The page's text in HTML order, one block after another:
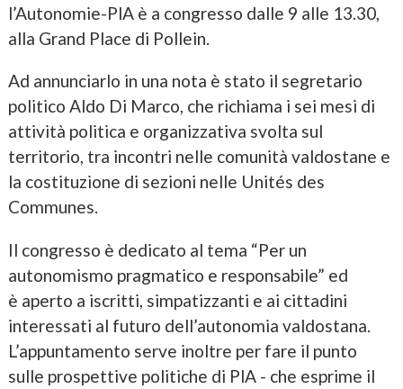
l’Autonomie-PlA è a congresso dalle 9 alle 13.30,
alla Grand Place di Pollein.
Ad annunciarlo in una nota è stato il segretario
politico Aldo Di Marco, che richiama i sei mesi di
attività politica e organizzativa svolta sul
territorio, tra incontri nelle comunità valdostane e
la costituzione di sezioni nelle Unités des
Communes.
Il congresso è dedicato al tema “Per un
autonomismo pragmatico e responsabile” ed
è aperto a iscritti, simpatizzanti e ai cittadini
interessati al futuro dell’autonomia valdostana.
L’appuntamento serve inoltre per fare il punto
sulle prospettive politiche di PlA - che esprime il